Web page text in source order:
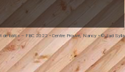
de bâti » – FBC 2022 • Centre Prouvé, Nancy • © Jad Sylla